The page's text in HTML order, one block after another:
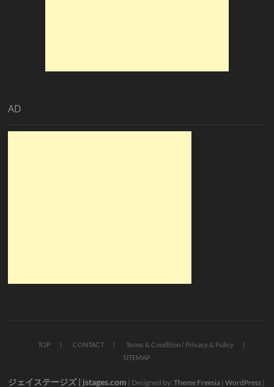
AD
TOP CONTACT
Terms & Condition / Privacy & Policy
SITEMAP
ジェイステージズ | jstages.com | Designed by:Theme Freesia |WordPress |